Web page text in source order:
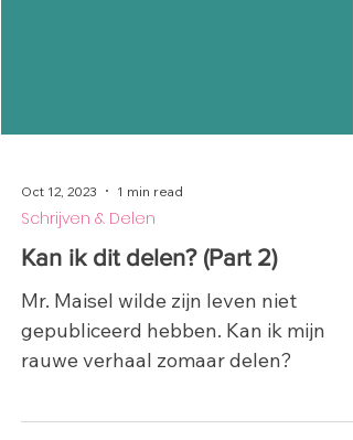
Oct 12, 2023 1 min read
Schrijven & Delen
Kan ik dit delen? (Part 2)
Mr. Maisel wilde zijn leven niet